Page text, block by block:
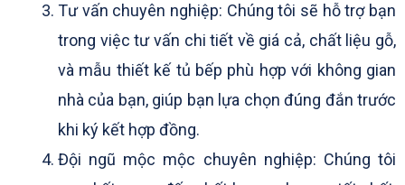
Tư vấn chuyên nghiệp: Chúng tôi sẽ hỗ trợ bạn
trong việc tư vấn chi tiết về giá cả, chất liệu gỗ,
và mẫu thiết kế tủ bếp phù hợp với không gian
nhà của bạn, giúp bạn lựa chọn đúng đắn trước
khi ký kết hợp đồng.
Đội ngũ mộc mộc chuyên nghiệp: Chúng tôi